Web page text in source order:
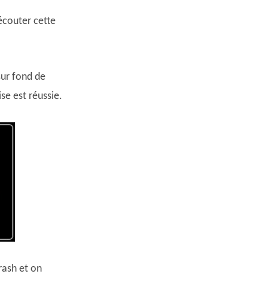
cette
fond de
est réussie.
et on